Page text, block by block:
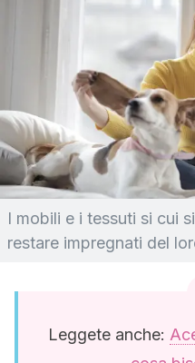
I mobili e i tessuti si cui
restare impregnati del
Leggete anche: